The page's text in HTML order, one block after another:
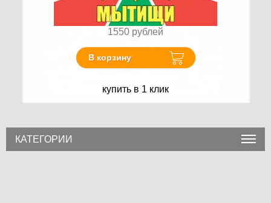
1550 рублей
В корзину
купить в 1 клик
КАТЕГОРИИ